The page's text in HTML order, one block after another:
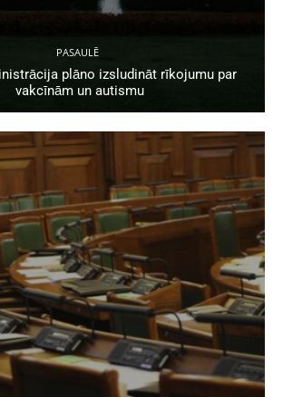
PASAULĒ
plāno izsludināt rīkojumu par
vakcīnām un autismu